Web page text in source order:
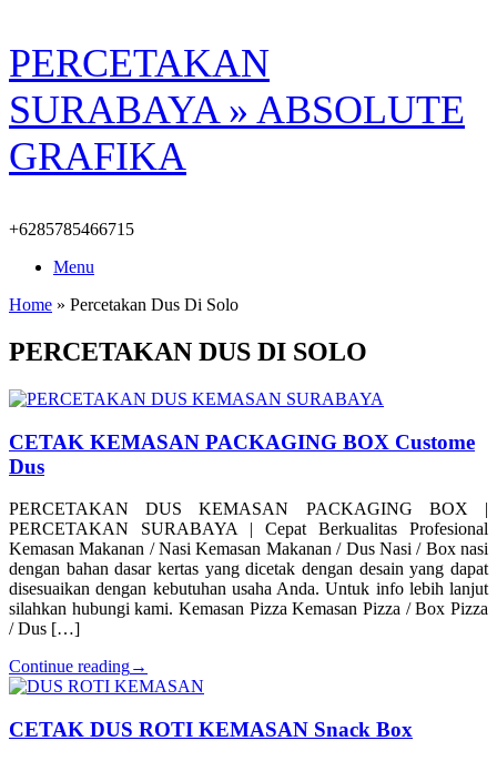
Skip
to
content
PERCETAKAN
SURABAYA » ABSOLUTE
GRAFIKA
+6285785466715
Menu
Home » Percetakan Dus Di Solo
PERCETAKAN DUS DI SOLO
CETAK KEMASAN PACKAGING BOX Custome
Dus
PERCETAKAN DUS KEMASAN PACKAGING BOX |
PERCETAKAN SURABAYA | Cepat Berkualitas Profesional
Kemasan Makanan / Nasi Kemasan Makanan / Dus Nasi / Box nasi
dengan bahan dasar kertas yang dicetak dengan desain yang dapat
disesuaikan dengan kebutuhan usaha Anda. Untuk info lebih lanjut
silahkan hubungi kami. Kemasan Pizza Kemasan Pizza / Box Pizza
/ Dus […]
Continue reading→
CETAK DUS ROTI KEMASAN Snack Box